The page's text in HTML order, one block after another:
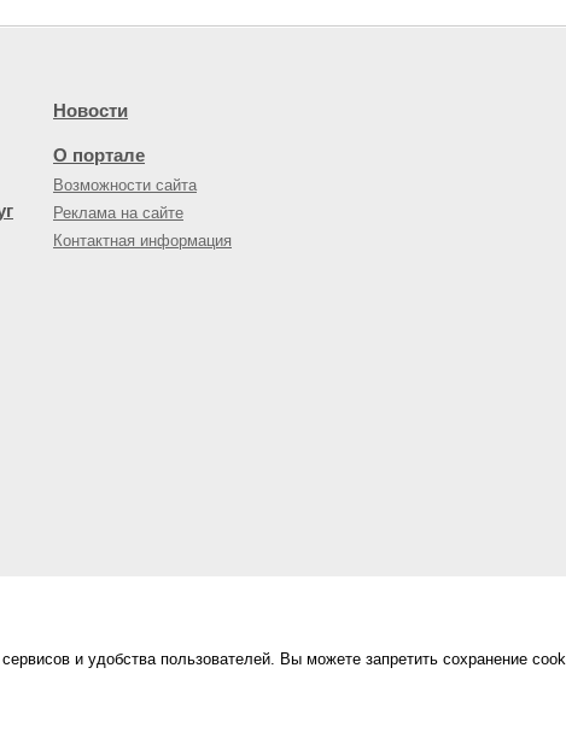
и удобства пользователей. Вы можете запретить сохранение
Новости
О портале
Возможности сайта
Реклама на сайте
Контактная информация